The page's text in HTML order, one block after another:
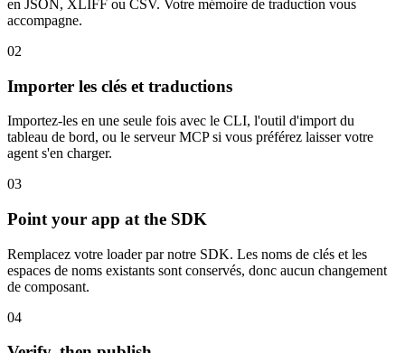
en JSON, XLIFF ou CSV. Votre mémoire de traduction vous
accompagne.
02
Importer les clés et traductions
Importez-les en une seule fois avec le CLI, l'outil d'import du
tableau de bord, ou le serveur MCP si vous préférez laisser votre
agent s'en charger.
03
Point your app at the SDK
Remplacez votre loader par notre SDK. Les noms de clés et les
espaces de noms existants sont conservés, donc aucun changement
de composant.
04